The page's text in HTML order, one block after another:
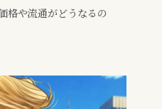
格や流通がどうなるの